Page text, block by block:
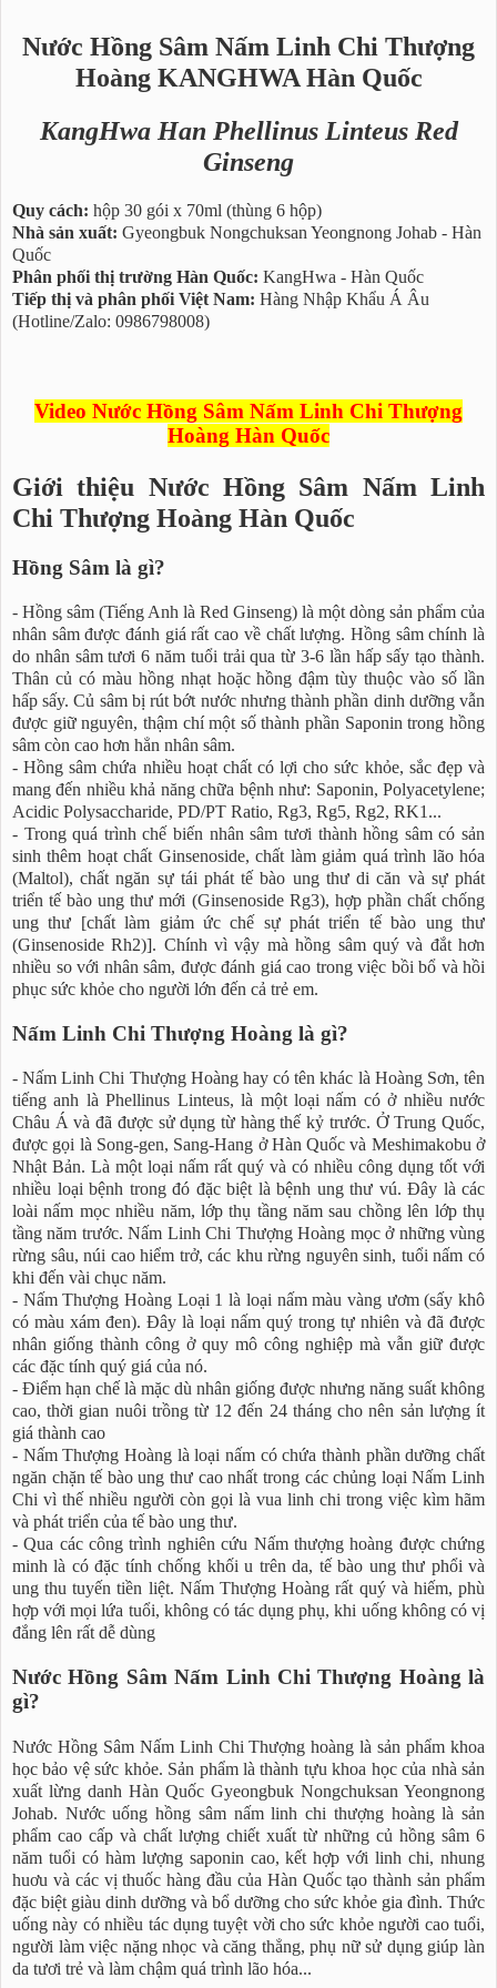
Nước Hồng Sâm Nấm Linh Chi Thượng
Hoàng KANGHWA Hàn Quốc
KangHwa Han Phellinus Linteus Red
Ginseng
Quy cách: hộp 30 gói x 70ml (thùng 6 hộp)
Nhà sản xuất: Gyeongbuk Nongchuksan Yeongnong Johab - Hàn
Quốc
Phân phối thị trường Hàn Quốc: KangHwa - Hàn Quốc
Tiếp thị và phân phối Việt Nam: Hàng Nhập Khẩu Á Âu
(Hotline/Zalo: 0986798008)
Video Nước Hồng Sâm Nấm Linh Chi Thượng
Hoàng Hàn Quốc
Giới thiệu Nước Hồng Sâm Nấm Linh
Chi Thượng Hoàng Hàn Quốc
Hồng Sâm là gì?
- Hồng sâm (Tiếng Anh là Red Ginseng) là một dòng sản phẩm của
nhân sâm được đánh giá rất cao về chất lượng. Hồng sâm chính là
do nhân sâm tươi 6 năm tuổi trải qua từ 3-6 lần hấp sấy tạo thành.
Thân củ có màu hồng nhạt hoặc hồng đậm tùy thuộc vào số lần
hấp sấy. Củ sâm bị rút bớt nước nhưng thành phần dinh dưỡng vẫn
được giữ nguyên, thậm chí một số thành phần Saponin trong hồng
sâm còn cao hơn hẳn nhân sâm.
- Hồng sâm chứa nhiều hoạt chất có lợi cho sức khỏe, sắc đẹp và
mang đến nhiều khả năng chữa bệnh như: Saponin, Polyacetylene;
Acidic Polysaccharide, PD/PT Ratio, Rg3, Rg5, Rg2, RK1...
- Trong quá trình chế biến nhân sâm tươi thành hồng sâm có sản
sinh thêm hoạt chất Ginsenoside, chất làm giảm quá trình lão hóa
(Maltol), chất ngăn sự tái phát tế bào ung thư di căn và sự phát
triển tế bào ung thư mới (Ginsenoside Rg3), hợp phần chất chống
ung thư [chất làm giảm ức chế sự phát triển tế bào ung thư
(Ginsenoside Rh2)]. Chính vì vậy mà hồng sâm quý và đắt hơn
nhiều so với nhân sâm, được đánh giá cao trong việc bồi bổ và hồi
phục sức khỏe cho người lớn đến cả trẻ em.
Nấm Linh Chi Thượng Hoàng là gì?
- Nấm Linh Chi Thượng Hoàng hay có tên khác là Hoàng Sơn, tên
tiếng anh là Phellinus Linteus, là một loại nấm có ở nhiều nước
Châu Á và đã được sử dụng từ hàng thế kỷ trước. Ở Trung Quốc,
được gọi là Song-gen, Sang-Hang ở Hàn Quốc và Meshimakobu ở
Nhật Bản. Là một loại nấm rất quý và có nhiều công dụng tốt với
nhiều loại bệnh trong đó đặc biệt là bệnh ung thư vú. Đây là các
loài nấm mọc nhiều năm, lớp thụ tầng năm sau chồng lên lớp thụ
tầng năm trước. Nấm Linh Chi Thượng Hoàng mọc ở những vùng
rừng sâu, núi cao hiểm trở, các khu rừng nguyên sinh, tuổi nấm có
khi đến vài chục năm.
- Nấm Thượng Hoàng Loại 1 là loại nấm màu vàng ươm (sấy khô
có màu xám đen). Đây là loại nấm quý trong tự nhiên và đã được
nhân giống thành công ở quy mô công nghiệp mà vẫn giữ được
các đặc tính quý giá của nó.
- Điểm hạn chế là mặc dù nhân giống được nhưng năng suất không
cao, thời gian nuôi trồng từ 12 đến 24 tháng cho nên sản lượng ít
giá thành cao
- Nấm Thượng Hoàng là loại nấm có chứa thành phần dưỡng chất
ngăn chặn tế bào ung thư cao nhất trong các chủng loại Nấm Linh
Chi vì thế nhiều người còn gọi là vua linh chi trong việc kìm hãm
và phát triển của tế bào ung thư.
- Qua các công trình nghiên cứu Nấm thượng hoàng được chứng
minh là có đặc tính chống khối u trên da, tế bào ung thư phổi và
ung thu tuyến tiền liệt. Nấm Thượng Hoàng rất quý và hiếm, phù
hợp với mọi lứa tuổi, không có tác dụng phụ, khi uống không có vị
đắng lên rất dễ dùng
Nước Hồng Sâm Nấm Linh Chi Thượng Hoàng là
gì?
Nước Hồng Sâm Nấm Linh Chi Thượng hoàng là sản phẩm khoa
học bảo vệ sức khỏe. Sản phẩm là thành tựu khoa học của nhà sản
xuất lừng danh Hàn Quốc Gyeongbuk Nongchuksan Yeongnong
Johab. Nước uống hồng sâm nấm linh chi thượng hoàng là sản
phẩm cao cấp và chất lượng chiết xuất từ những củ hồng sâm 6
năm tuổi có hàm lượng saponin cao, kết hợp với linh chi, nhung
huơu và các vị thuốc hàng đầu của Hàn Quốc tạo thành sản phẩm
đặc biệt giàu dinh dưỡng và bổ dưỡng cho sức khỏe gia đình. Thức
uống này có nhiều tác dụng tuyệt vời cho sức khỏe người cao tuổi,
người làm việc nặng nhọc và căng thẳng, phụ nữ sử dụng giúp làn
da tươi trẻ và làm chậm quá trình lão hóa...